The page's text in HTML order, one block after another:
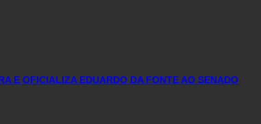
E OFICIALIZA EDUARDO DA FONTE AO SENADO